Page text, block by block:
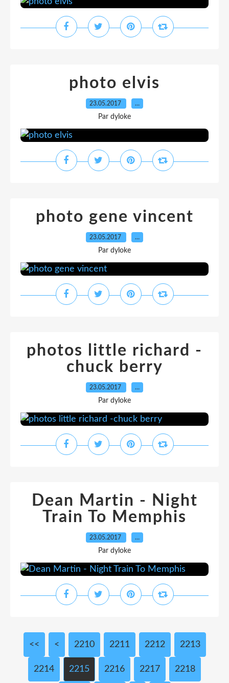
photo elvis
23.05.2017 …
Par dyloke
photo gene vincent
23.05.2017 …
Par dyloke
photos little richard -
chuck berry
23.05.2017 …
Par dyloke
Dean Martin - Night
Train To Memphis
23.05.2017 …
Par dyloke
<< < 2200
2210 2211 2212 2213
2214 2215 2216 2217 2218